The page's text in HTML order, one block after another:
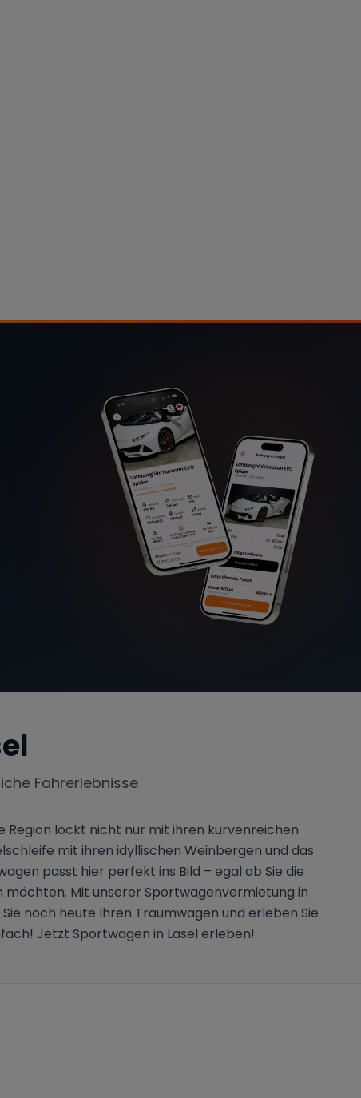
Fahrerlebnisse
Region lockt nicht nur mit ihren kurvenreichen
mit ihren idyllischen Weinbergen und das
passt hier perfekt ins Bild – egal ob Sie die
Mit unserer Sportwagenvermietung in
noch heute Ihren Traumwagen und erleben Sie
Jetzt Sportwagen in Lasel erleben!